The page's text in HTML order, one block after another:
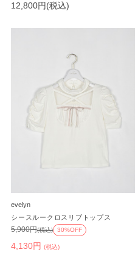
12,800円(税込)
evelyn
シースルークロスリブトップス
4,130円 (税込)
5,900円(税込) 30%OFF